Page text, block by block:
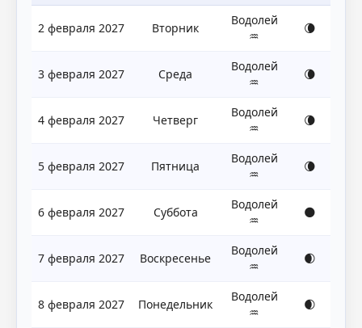
2 февраля 2027 Вторник
Водолей
♒
🌘
3 февраля 2027 Среда
Водолей
♒
🌘
4 февраля 2027 Четверг
Водолей
♒
🌘
5 февраля 2027 Пятница
Водолей
♒
🌘
6 февраля 2027 Суббота
Водолей
♒
🌑
7 февраля 2027 Воскресенье
Водолей
♒
🌒
8 февраля 2027 Понедельник
Водолей
♒
🌒